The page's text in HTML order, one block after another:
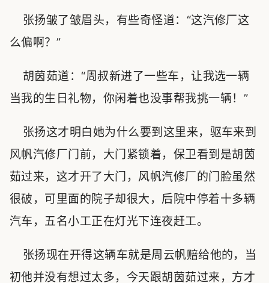
张扬皱了皱眉头，有些奇怪道：“这汽修厂这
么偏啊？”
胡茵茹道：“周叔新进了一些车，让我选一辆
当我的生日礼物，你闲着也没事帮我挑一辆！”
张扬这才明白她为什么要到这里来，驱车来到
风帆汽修厂门前，大门紧锁着，保卫看到是胡茵
茹过来，这才开了大门，风帆汽修厂的门脸虽然
很破，可里面的院子却很大，后院中停着十多辆
汽车，五名小工正在灯光下连夜赶工。
张扬现在开得这辆车就是周云帆赔给他的，当
初他并没有想过太多，今天跟胡茵茹过来，方才